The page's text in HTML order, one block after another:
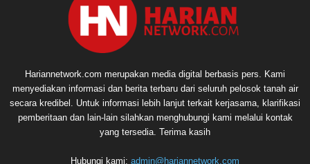
Hariannetwork.com merupakan media digital berbasis pers. Kami
menyediakan informasi dan berita terbaru dari seluruh pelosok tanah air
secara kredibel. Untuk informasi lebih lanjut terkait kerjasama, klarifikasi
pemberitaan dan lain-lain silahkan menghubungi kami melalui kontak
yang tersedia. Terima kasih
Hubungi kami: admin@hariannetwork.com